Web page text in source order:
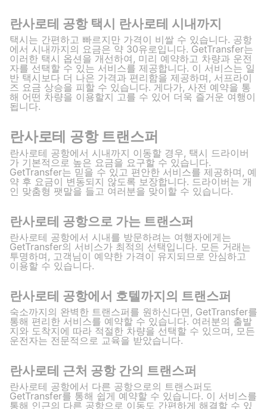
란사로테 공항 택시 란사로테 시내까지
택시는 간편하고 빠르지만 가격이 비쌀 수 있습니다. 공항
에서 시내까지의 요금은 약 30유로입니다. GetTransfer는
이러한 택시 옵션을 개선하여, 미리 예약하고 차량과 운전
자를 선택할 수 있는 서비스를 제공합니다. 이 서비스는 일
반 택시보다 더 나은 가격과 편리함을 제공하며, 서프라이
즈 요금 상승을 피할 수 있습니다. 게다가, 사전 예약을 통
해 어떤 차량을 이용할지 고를 수 있어 더욱 즐거운 여행이
됩니다.
란사로테 공항 트랜스퍼
란사로테 공항에서 시내까지 이동할 경우, 택시 드라이버
가 기본적으로 높은 요금을 요구할 수 있습니다.
GetTransfer는 믿을 수 있고 편안한 서비스를 제공하며, 예
약 후 요금이 변동되지 않도록 보장합니다. 드라이버는 개
인 맞춤형 팻말을 들고 여러분을 맞이할 수 있습니다.
란사로테 공항으로 가는 트랜스퍼
란사로테 공항에서 시내를 방문하려는 여행자에게는
GetTransfer의 서비스가 최적의 선택입니다. 모든 거래는
투명하며, 고객님이 예약한 가격이 유지되므로 안심하고
이용할 수 있습니다.
란사로테 공항에서 호텔까지의 트랜스퍼
숙소까지의 완벽한 트랜스퍼를 원하신다면, GetTransfer를
통해 편리한 서비스를 예약할 수 있습니다. 여러분의 출발
지와 도착지에 따라 적절한 차량을 선택할 수 있으며, 모든
운전자는 전문적으로 교육을 받았습니다.
란사로테 근처 공항 간의 트랜스퍼
란사로테 공항에서 다른 공항으로의 트랜스퍼도
GetTransfer를 통해 쉽게 예약할 수 있습니다. 이 서비스를
통해 인근의 다른 공항으로 이동도 간편하게 해결할 수 있